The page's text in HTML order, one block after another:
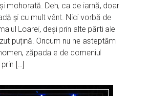
mohorată. Deh, ca de iarnă, doar
și cu mult vânt. Nici vorbă de
Loarei, deși prin alte părti ale
puțină. Oricum nu ne asteptăm
zăpada e de domeniul
[…]